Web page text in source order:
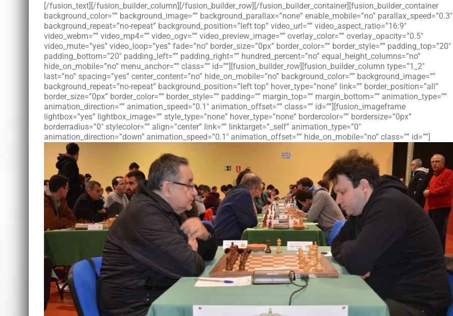
[/fusion_text][/fusion_builder_column][/fusion_builder_row][/fusion_builder_container][fusion_builder_container
background_color=”” background_image=”” background_parallax=”none” enable_mobile=”no” parallax_speed=”0.3″
background_repeat=”no-repeat” background_position=”left top” video_url=”” video_aspect_ratio=”16:9″
video_webm=”” video_mp4=”” video_ogv=”” video_preview_image=”” overlay_color=”” overlay_opacity=”0.5″
video_mute=”yes” video_loop=”yes” fade=”no” border_size=”0px” border_color=”” border_style=”” padding_top=”20″
padding_bottom=”20″ padding_left=”” padding_right=”” hundred_percent=”no” equal_height_columns=”no”
hide_on_mobile=”no” menu_anchor=”” class=”” id=””][fusion_builder_row][fusion_builder_column type=”1_2″
last=”no” spacing=”yes” center_content=”no” hide_on_mobile=”no” background_color=”” background_image=””
background_repeat=”no-repeat” background_position=”left top” hover_type=”none” link=”” border_position=”all”
border_size=”0px” border_color=”” border_style=”” padding=”” margin_top=”” margin_bottom=”” animation_type=””
animation_direction=”” animation_speed=”0.1″ animation_offset=”” class=”” id=””][fusion_imageframe
lightbox=”yes” lightbox_image=”” style_type=”none” hover_type=”none” bordercolor=”” bordersize=”0px”
borderradius=”0″ stylecolor=”” align=”center” link=”” linktarget=”_self” animation_type=”0″
animation_direction=”down” animation_speed=”0.1″ animation_offset=”” hide_on_mobile=”no” class=”” id=””]